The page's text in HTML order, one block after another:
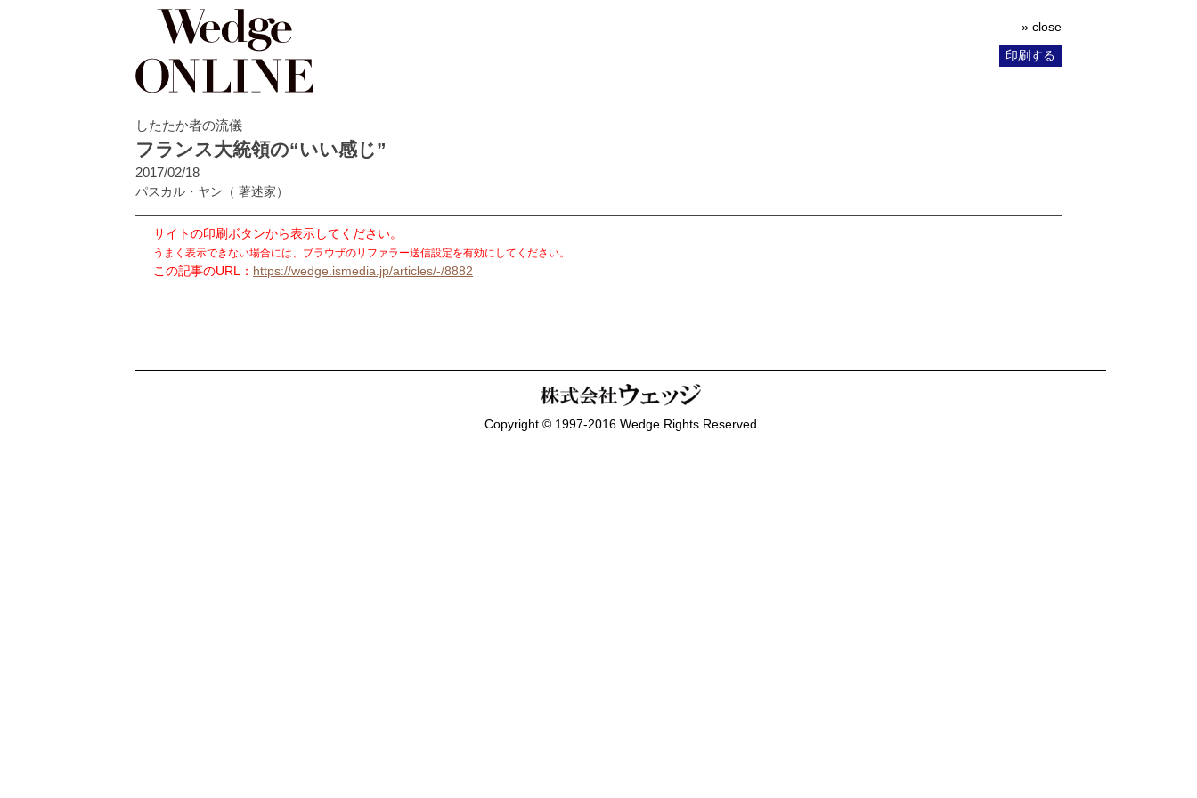
» close
印刷する
したたか者の流儀
フランス大統領の“いい感じ”
2017/02/18
パスカル・ヤン （ 著述家）
サイトの印刷ボタンから表示してください。
うまく表示できない場合には、ブラウザのリファラー送信設定を有効にしてください。
この記事のURL： https://wedge.ismedia.jp/articles/-/8882
Copyright © 1997-2016 Wedge Rights Reserved